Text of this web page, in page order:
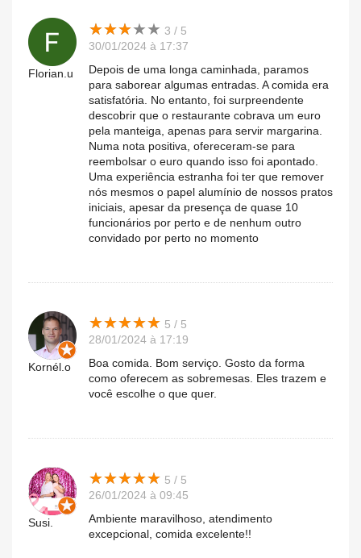
Florian.u
★★★★★
★★★★★ 3 / 5
30/01/2024 à 17:37
Depois de uma longa caminhada, paramos
para saborear algumas entradas. A comida era
satisfatória. No entanto, foi surpreendente
descobrir que o restaurante cobrava um euro
pela manteiga, apenas para servir margarina.
Numa nota positiva, ofereceram-se para
reembolsar o euro quando isso foi apontado.
Uma experiência estranha foi ter que remover
nós mesmos o papel alumínio de nossos pratos
iniciais, apesar da presença de quase 10
funcionários por perto e de nenhum outro
convidado por perto no momento
Kornél.o
★★★★★
★★★★★ 5 / 5
28/01/2024 à 17:19
Boa comida. Bom serviço. Gosto da forma
como oferecem as sobremesas. Eles trazem e
você escolhe o que quer.
Susi.
★★★★★
★★★★★ 5 / 5
26/01/2024 à 09:45
Ambiente maravilhoso, atendimento
excepcional, comida excelente!!